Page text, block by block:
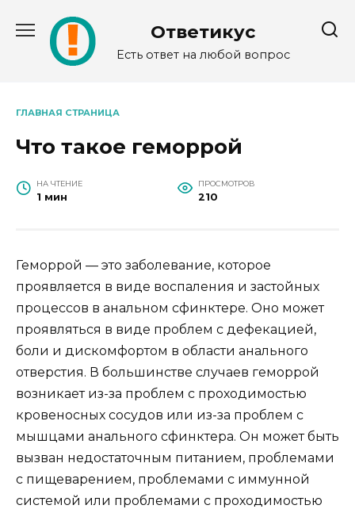
содержанию
Ответикус
Есть ответ на любой вопрос
ГЛАВНАЯ СТРАНИЦА
Что такое геморрой
НА ЧТЕНИЕ
1 мин
ПРОСМОТРОВ
210
Геморрой — это заболевание, которое
проявляется в виде воспаления и застойных
процессов в анальном сфинктере. Оно может
проявляться в виде проблем с дефекацией,
боли и дискомфортом в области анального
отверстия. В большинстве случаев геморрой
возникает из-за проблем с проходимостью
кровеносных сосудов или из-за проблем с
мышцами анального сфинктера. Он может быть
вызван недостаточным питанием, проблемами
с пищеварением, проблемами с иммунной
системой или проблемами с проходимостью